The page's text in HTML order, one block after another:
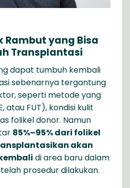
Rambut yang Bisa
Transplantasi
dapat tumbuh kembali
sebenarnya tergantung
seperti metode yang
atau FUT), kondisi kulit
folikel donor. Namun
85%–95% dari folikel
akan
di area baru dalam
prosedur dilakukan.